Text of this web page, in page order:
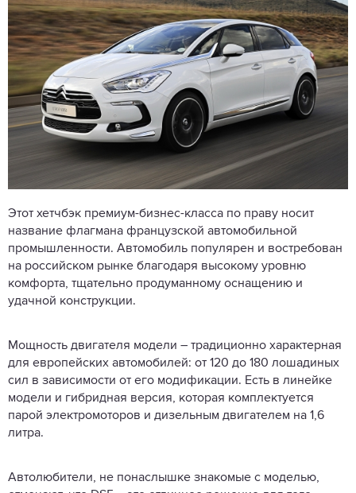
Этот хетчбэк премиум-бизнес-класса по праву носит
название флагмана французской автомобильной
промышленности. Автомобиль популярен и востребован
на российском рынке благодаря высокому уровню
комфорта, тщательно продуманному оснащению и
удачной конструкции.
Мощность двигателя модели – традиционно характерная
для европейских автомобилей: от 120 до 180 лошадиных
сил в зависимости от его модификации. Есть в линейке
модели и гибридная версия, которая комплектуется
парой электромоторов и дизельным двигателем на 1,6
литра.
Автолюбители, не понаслышке знакомые с моделью,